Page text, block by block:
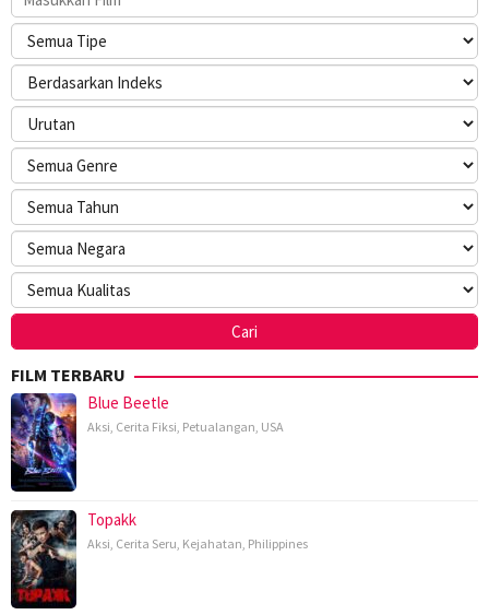
FILM TERBARU
Blue Beetle
Aksi, Cerita Fiksi, Petualangan, USA
Topakk
Aksi, Cerita Seru, Kejahatan, Philippines